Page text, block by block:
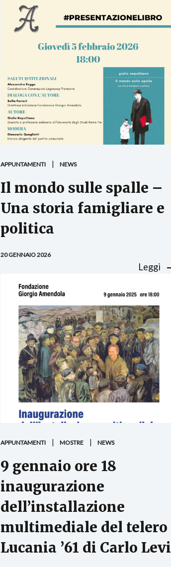
APPUNTAMENTI NEWS
Il mondo sulle spalle –
Una storia famigliare e
politica
20 GENNAIO 2026
Leggi
APPUNTAMENTI MOSTRE NEWS
9 gennaio ore 18
inaugurazione
dell’installazione
multimediale del telero
Lucania ’61 di Carlo Levi